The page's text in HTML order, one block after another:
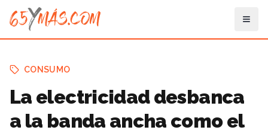
CONSUMO
La electricidad desbanca
a la banda ancha como el